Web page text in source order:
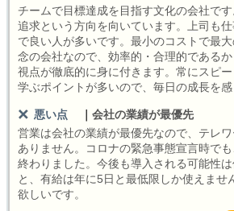
チームで目標達成を目指す文化の会社で
追求という方向を向いています。上司も
で良い人が多いです。最小のコストで最
念の会社なので、効率的・合理的である
視点が徹底的に身に付きます。常にスピー
学ぶポイントが多いので、毎日の成長を感
悪い点
会社の業績が最優先
営業は会社の業績が最優先なので、テレ
ありません。コロナの緊急事態宣言時で
終わりました。今後も導入される可能性
と、有給は年に5日と最低限しか使えませ
欲しいです。